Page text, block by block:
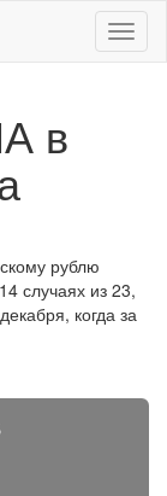
Меню
в
рублю
случаях из 23,
когда за